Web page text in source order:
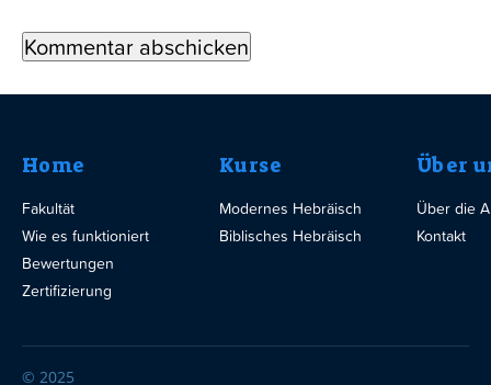
Home
Fakultät
Wie es funktioniert
Bewertungen
Zertifizierung
Kurse
Modernes Hebräisch
Biblisches Hebräisch
Über
Über die
Kontakt
© 2025